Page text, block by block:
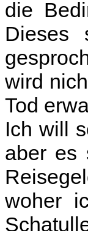
die
Dieses
wird
Tod
Ich will
aber es
woher